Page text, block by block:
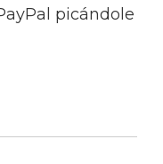
picándole